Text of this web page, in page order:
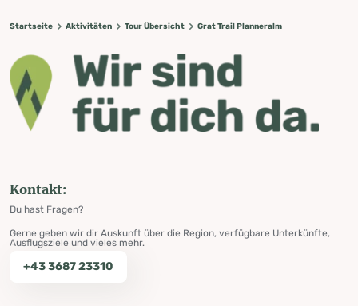
Startseite Aktivitäten Tour Übersicht Grat Trail Planneralm
Kontakt:
Du hast Fragen?
Gerne geben wir dir Auskunft über die Region, verfügbare Unterkünfte,
Ausflugsziele und vieles mehr.
+43 3687 23310